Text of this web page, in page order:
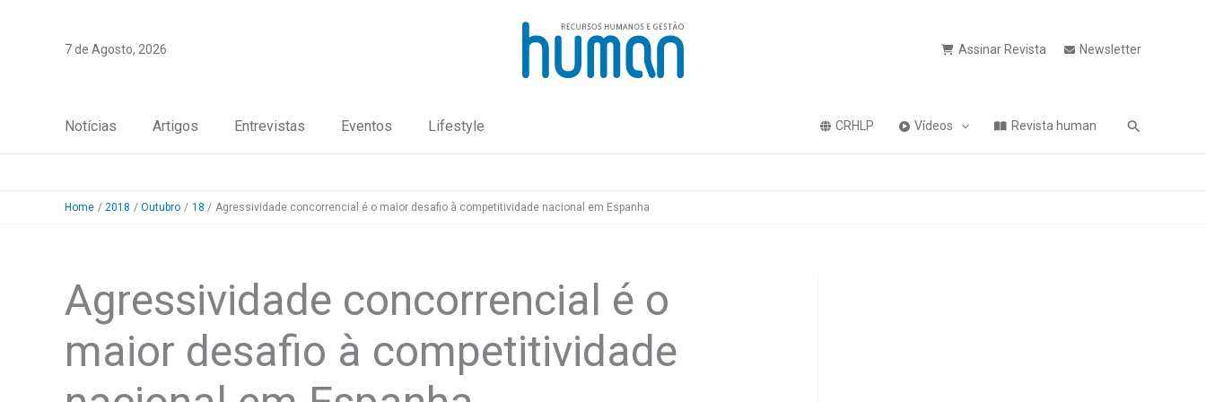
7 de Agosto, 2026 Assinar Revista Newsletter
Notícias Artigos Entrevistas Eventos Lifestyle CRHLP Vídeos Revista human Pesquisa
Home 2018 Outubro 18 Agressividade concorrencial é o maior desafio à competitividade nacional em Espanha
Agressividade concorrencial é o
maior desafio à competitividade